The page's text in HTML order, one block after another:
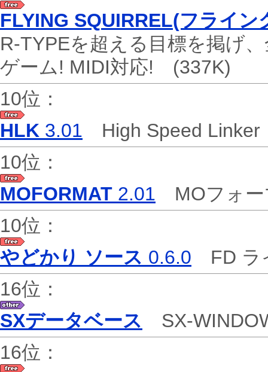
FLYING SQUIRREL(フライ
R-TYPEを超える目標を掲げ
ゲーム! MIDI対応! (337K)
10位：
HLK 3.01 High Speed
10位：
MOFORMAT 2.01 MOフォ
10位：
やどかり ソース 0.6.0 FD ラ
16位：
SXデータベース SX-
16位：